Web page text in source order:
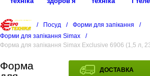
/ Посуд / Форми для запікання
/
Форми для запікання Simax
/
Форма для запікання Simax Exclusive 6906 (1,5 л,
ДОСТАВКА
Форма